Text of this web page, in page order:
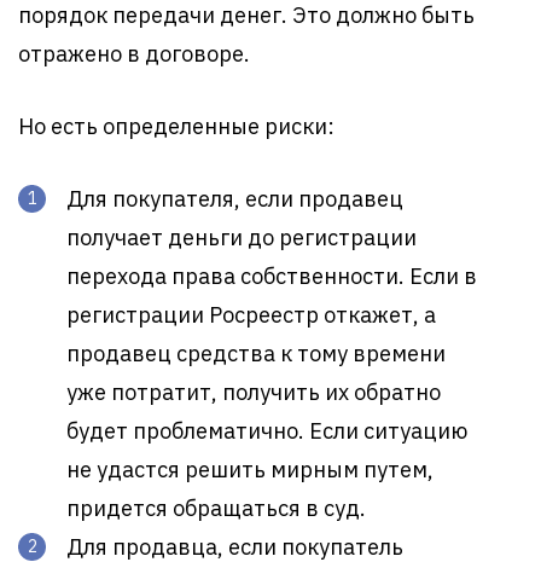
порядок передачи денег. Это должно быть
отражено в договоре.
Но есть определенные риски:
Для покупателя, если продавец
получает деньги до регистрации
перехода права собственности. Если в
регистрации Росреестр откажет, а
продавец средства к тому времени
уже потратит, получить их обратно
будет проблематично. Если ситуацию
не удастся решить мирным путем,
придется обращаться в суд.
Для продавца, если покупатель